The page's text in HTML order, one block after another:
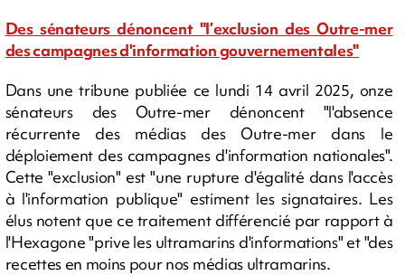
Des sénateurs dénoncent "l’exclusion des Outre-mer
des campagnes d'information gouvernementales"
Dans une tribune publiée ce lundi 14 avril 2025, onze
sénateurs des Outre-mer dénoncent "l'absence
récurrente des médias des Outre-mer dans le
déploiement des campagnes d'information nationales".
Cette "exclusion" est "une rupture d'égalité dans l'accès
à l'information publique" estiment les signataires. Les
élus notent que ce traitement différencié par rapport à
l'Hexagone "prive les ultramarins d'informations" et "des
recettes en moins pour nos médias ultramarins.